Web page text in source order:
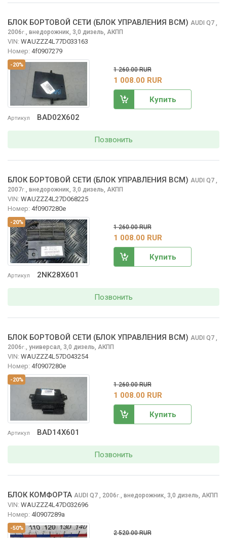
-20%
Артикул BAD02X602
БЛОК БОРТОВОЙ СЕТИ (БЛОК УПРАВЛЕНИЯ BCM) AUDI Q7
2006г. внедорожник, 3,0 дизель, АКПП
VIN: WAUZZZ4L77D033163
Номер: 4f0907279
1 260.00 RUR
1 008.00 RUR
Купить
Позвонить
-20%
Артикул 2NK28X601
БЛОК БОРТОВОЙ СЕТИ (БЛОК УПРАВЛЕНИЯ BCM) AUDI Q7
2007г. внедорожник, 3,0 дизель, АКПП
VIN: WAUZZZ4L27D068225
Номер: 4f0907280e
1 260.00 RUR
1 008.00 RUR
Купить
Позвонить
-20%
Артикул BAD14X601
БЛОК БОРТОВОЙ СЕТИ (БЛОК УПРАВЛЕНИЯ BCM) AUDI Q7
2006г. универсал, 3,0 дизель, АКПП
VIN: WAUZZZ4L57D043254
Номер: 4f0907280e
1 260.00 RUR
1 008.00 RUR
Купить
Позвонить
-50%
БЛОК КОМФОРТА AUDI Q7 , 2006г., внедорожник, 3,0 дизель, АКПП
VIN: WAUZZZ4L47D032696
Номер: 4l0907289a
2 520.00 RUR